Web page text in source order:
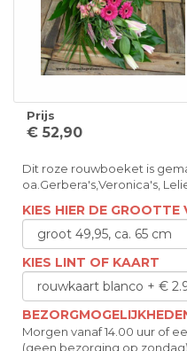
Prijs
€ 52,90
Dit roze rouwboeket is
oa.Gerbera's,Veronica's,
KIES HIER DE
KIES LINT OF KAART
Morgen vanaf 14.00 uur of
(geen bezorging op zondag)